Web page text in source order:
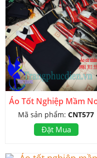
Áo Tốt Nghiệp Mầm
Mã sản phẩm: CNT577
Đặt Mua